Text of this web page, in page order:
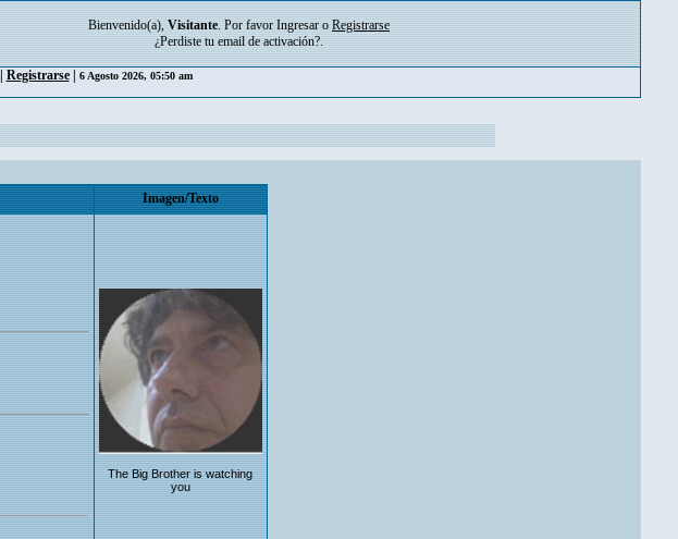
Bienvenido(a), Visitante. Por favor Ingresar o Registrarse
¿Perdiste tu email de activación?.
Registrarse| 6 Agosto 2026, 05:50 am
Imagen/Texto
The Big Brother is watching
you